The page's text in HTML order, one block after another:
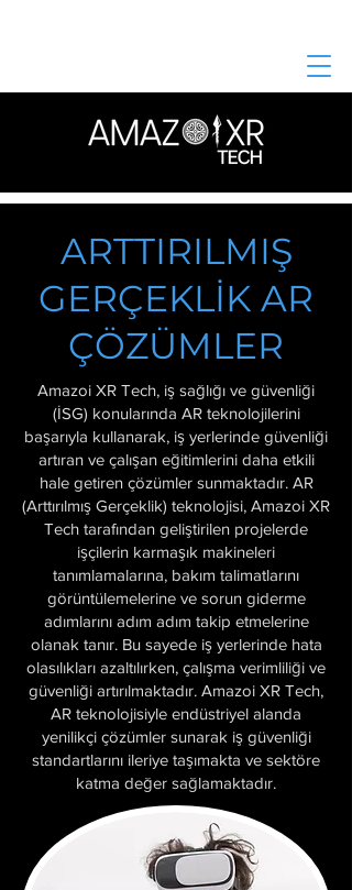
ARTTIRILMIŞ
GERÇEKLİK AR
ÇÖZÜMLER
Amazoi XR Tech, iş sağlığı ve güvenliği
(İSG) konularında AR teknolojilerini
başarıyla kullanarak, iş yerlerinde güvenliği
artıran ve çalışan eğitimlerini daha etkili
hale getiren çözümler sunmaktadır. AR
(Arttırılmış Gerçeklik) teknolojisi, Amazoi XR
Tech tarafından geliştirilen projelerde
işçilerin karmaşık makineleri
tanımlamalarına, bakım talimatlarını
görüntülemelerine ve sorun giderme
adımlarını adım adım takip etmelerine
olanak tanır. Bu sayede iş yerlerinde hata
olasılıkları azaltılırken, çalışma verimliliği ve
güvenliği artırılmaktadır. Amazoi XR Tech,
AR teknolojisiyle endüstriyel alanda
yenilikçi çözümler sunarak iş güvenliği
standartlarını ileriye taşımakta ve sektöre
katma değer sağlamaktadır.